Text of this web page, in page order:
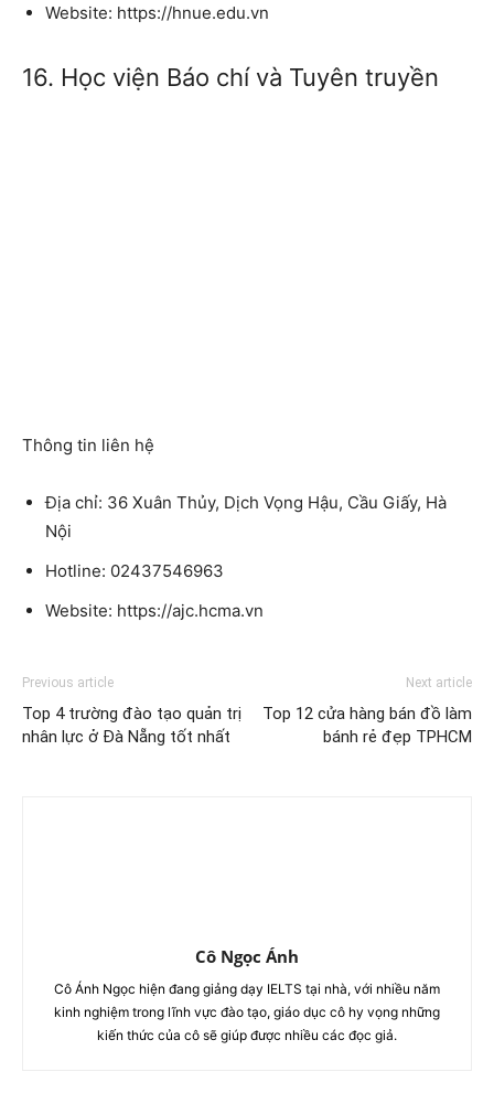
Website: https://hnue.edu.vn
16. Học viện Báo chí và Tuyên truyền
Thông tin liên hệ
Địa chỉ: 36 Xuân Thủy, Dịch Vọng Hậu, Cầu Giấy, Hà
Nội
Hotline: 02437546963
Website: https://ajc.hcma.vn
Previous article
Top 4 trường đào tạo quản trị
nhân lực ở Đà Nẵng tốt nhất
Next article
Top 12 cửa hàng bán đồ làm
bánh rẻ đẹp TPHCM
Cô Ngọc Ánh
Cô Ánh Ngọc hiện đang giảng dạy IELTS tại nhà, với nhiều năm
kinh nghiệm trong lĩnh vực đào tạo, giáo dục cô hy vọng những
kiến thức của cô sẽ giúp được nhiều các đọc giả.